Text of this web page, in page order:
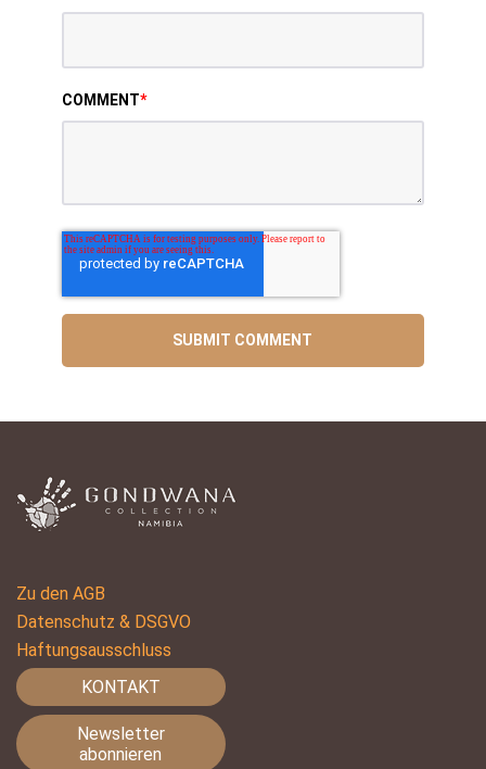
COMMENT*
Zu den AGB
Datenschutz & DSGVO
Haftungsausschluss
KONTAKT
Newsletter
abonnieren